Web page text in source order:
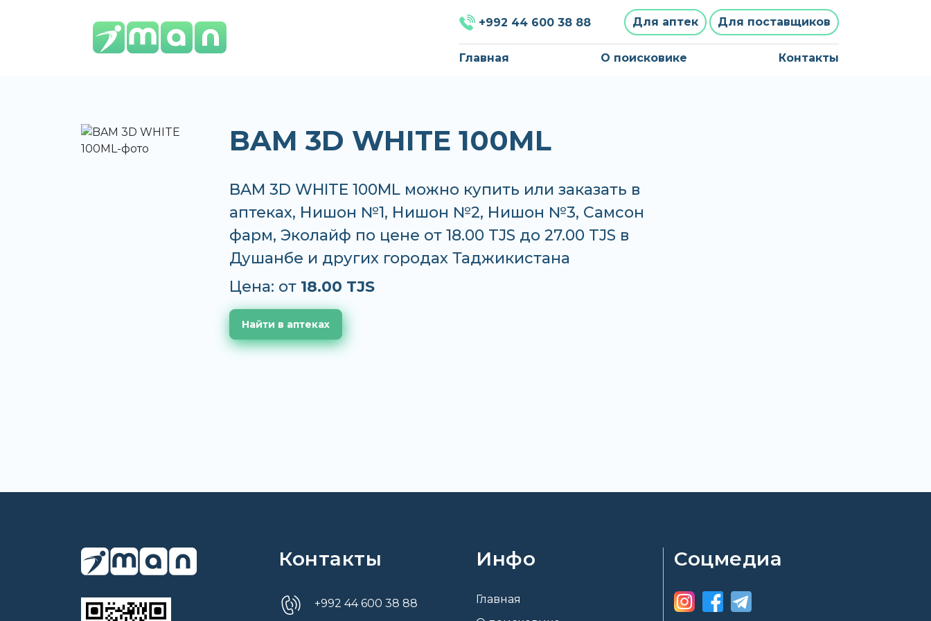
+992 44 600 38 88 Для аптек Для поставщиков
Главная О поисковике Контакты
BAM 3D WHITE 100ML
BAM 3D WHITE 100ML можно купить или заказать в
аптеках, Нишон №1, Нишон №2, Нишон №3, Самсон
фарм, Эколайф по цене от 18.00 TJS до 27.00 TJS в
Душанбе и других городах Таджикистана
Цена: от 18.00 TJS
Найти в аптеках
Контакты
+992 44 600 38 88
Инфо
Главная
Соцмедиа